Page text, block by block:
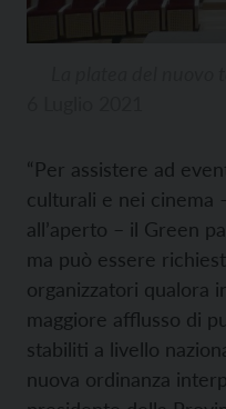
“Per assistere ad
culturali e nei cinema
all’aperto – il Green
ma può essere
organizzatori qualora
maggiore afflusso di
stabiliti a livello
nuova ordinanza